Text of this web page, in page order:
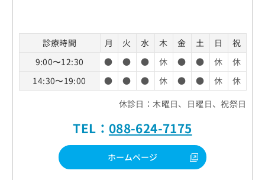
診療時間 月 火 水 木 金 土 日
祝
9:00〜12:30
● ● ● 休 ● ● 休
休
14:30〜19:00
● ● ● 休 ● ● 休
休
休診日：木曜日、日曜日、祝祭日
TEL： 088-624-7175
ホームページ